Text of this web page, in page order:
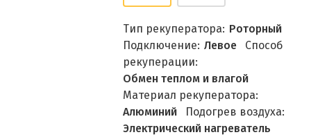
Тип рекуператора: Роторный
Подключение: Левое
Способ
рекуперации:
Обмен теплом и влагой
Материал рекуператора:
Алюминий
Подогрев воздуха:
Электрический нагреватель